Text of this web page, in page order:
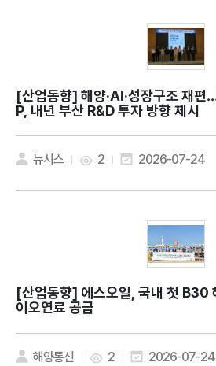
[산업동향]
P, 내년 부산 R&D 투자 방향 제시
뉴시스 2 2026-07-24
[산업동향]
이오연료 공급
해양통신 2 2026-07-24